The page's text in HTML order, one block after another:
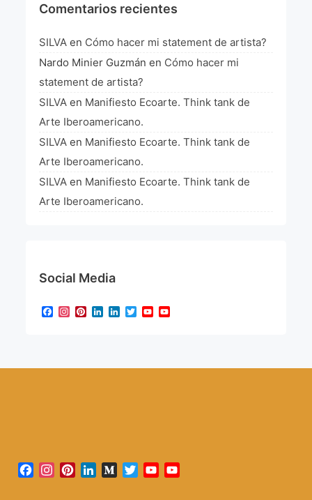
Comentarios recientes
SILVA en Cómo hacer mi statement de artista?
Nardo Minier Guzmán en Cómo hacer mi
statement de artista?
SILVA en Manifiesto Ecoarte. Think tank de
Arte Iberoamericano.
SILVA en Manifiesto Ecoarte. Think tank de
Arte Iberoamericano.
SILVA en Manifiesto Ecoarte. Think tank de
Arte Iberoamericano.
Social Media
Facebook
Instagram
Pinterest
LinkedIn
LinkedIn
TwitterYouTube
Facebook
Instagram
PinterestLinkedInMediumTwitterYouTube